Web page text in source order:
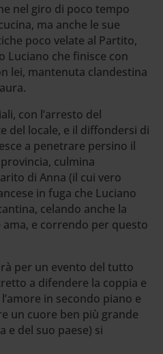
nel giro di poco tempo
ma anche le sue
poco velate al Partito,
Luciano che finisce con
lei, mantenuta clandestina
con l’arresto del
del locale, e il diffondersi di
a penetrare persino il
culmina
di Anna (il cui vero
in fuga che Luciano
celando anche la
e correndo per questo
per un evento del tutto
a difendere la coppia e
in secondo piano e
un cuore ben più grande
e del suo paese) si